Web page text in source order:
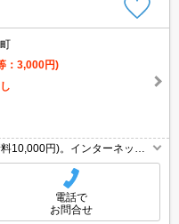
：3,000円)
10,000円)。インターネット
件ご案内可能。オンライン内
利。
電話で
お問合せ